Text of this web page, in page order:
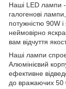
Наші LED лампи -
галогенові
потужністю 90W
неймовірно
вам відчуття
Наші лампи
Алюмінієвий
ефективне
до вражаючих 50